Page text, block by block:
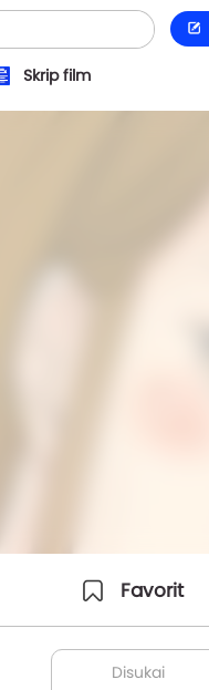
Skrip film
Favorit
Disukai